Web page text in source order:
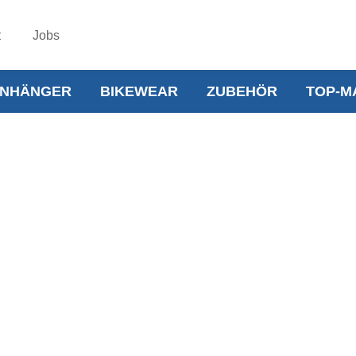
Jobs
BIKEWEAR ZUBEHÖR TOP-